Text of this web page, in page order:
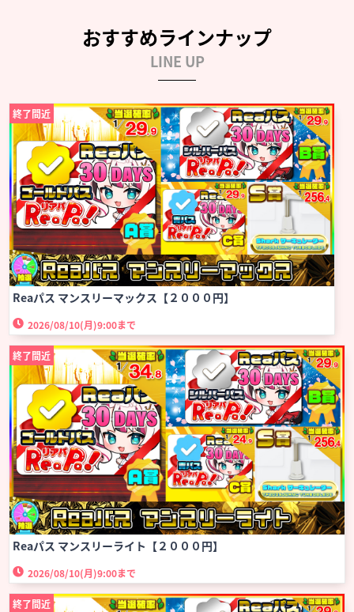
おすすめラインナップ
LINE UP
終了間近
Reaパス マンスリーマックス【２０００円】
2026/08/10(月)9:00まで
終了間近
Reaパス マンスリーライト【２０００円】
2026/08/10(月)9:00まで
終了間近